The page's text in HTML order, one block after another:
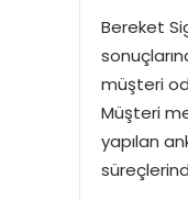
Bereket
müşteri
Müşteri
yapılan